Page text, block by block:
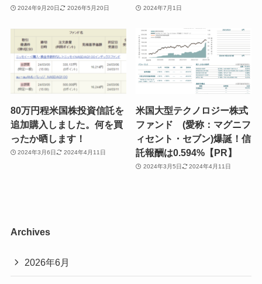
2024年9月20日 2026年5月20日 2024年7月1日
80万円程米国株投資信託を
追加購入しました。何を買
ったか晒します！
2024年3月6日 2024年4月11日
米国大型テクノロジー株式
ファンド (愛称：マグニフ
ィセント・セブン)爆誕！信
託報酬は0.594%【PR】
2024年3月5日 2024年4月11日
Archives
2026年6月